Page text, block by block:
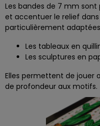
Les bandes de 7 mm
et accentuer le relief dans
particulièrement
Les tableaux en
Les sculptures en
Elles permettent de jouer
de profondeur aux motifs.